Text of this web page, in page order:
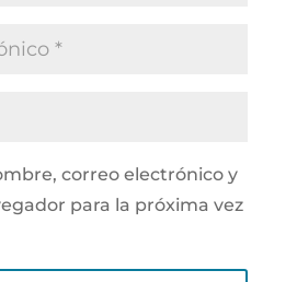
correo electrónico y
para la próxima vez